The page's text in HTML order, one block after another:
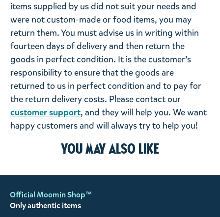
items supplied by us did not suit your needs and
were not custom-made or food items, you may
return them. You must advise us in writing within
fourteen days of delivery and then return the
goods in perfect condition. It is the customer’s
responsibility to ensure that the goods are
returned to us in perfect condition and to pay for
the return delivery costs. Please contact our
customer support, and they will help you. We want
happy customers and will always try to help you!
You may also like
Official Moomin Shop™
Only authentic items